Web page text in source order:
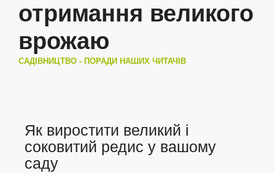
отримання великого
врожаю
САДІВНИЦТВО - ПОРАДИ НАШИХ ЧИТАЧІВ
Як виростити великий і
соковитий редис у вашому
саду